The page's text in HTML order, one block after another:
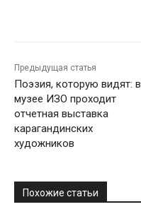
Предыдущая статья
Поэзия, которую видят: в
музее ИЗО проходит
отчетная выставка
карагандинских
художников
Похожие статьи